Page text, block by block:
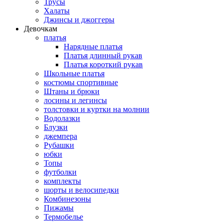
Трусы
Халаты
Джинсы и джоггеры
Девочкам
платья
Нарядные платья
Платья длинный рукав
Платья короткий рукав
Школьные платья
костюмы спортивные
Штаны и брюки
лосины и легинсы
толстовки и куртки на молнии
Водолазки
Блузки
джемпера
Рубашки
юбки
Топы
футболки
комплекты
шорты и велосипедки
Комбинезоны
Пижамы
Термобелье